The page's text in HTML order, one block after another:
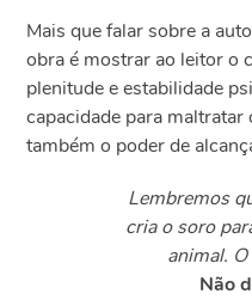
Mais que falar sobre a
obra é mostrar ao leitor o
plenitude e estabilidade
capacidade para
também o poder de
Lembremos
cria o soro
animal.
Não